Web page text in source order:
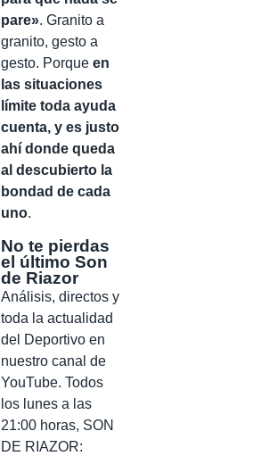
pare». Granito a
granito, gesto a
gesto. Porque en
las situaciones
límite toda ayuda
cuenta, y es justo
ahí donde queda
al descubierto la
bondad de cada
uno.
No te pierdas
el último Son
de Riazor
Análisis, directos y
toda la actualidad
del Deportivo en
nuestro canal de
YouTube. Todos
los lunes a las
21:00 horas, SON
DE RIAZOR: